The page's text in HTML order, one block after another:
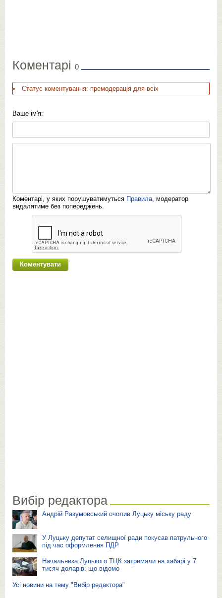
Коментарі 0
Статус коментування: премодерація для всіх
Ваше ім'я:
Коментарі, у яких порушуватимуться Правила, модератор
видалятиме без попереджень.
Вибір редактора
Андрій Разумовський очолив Луцьку міську раду
У Луцьку депутат селищної ради покусав патрульного
під час оформлення ПДР
Начальника Луцького ТЦК затримали на хабарі у 7
тисяч доларів: що відомо
Усі новини на тему "Вибір редактора"